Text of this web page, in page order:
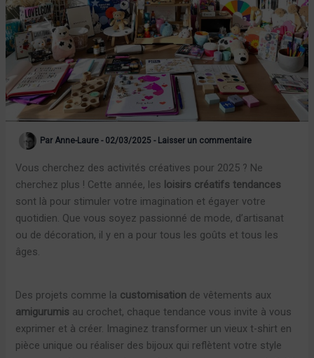
Par Anne-Laure- 02/03/2025- Laisser un commentaire
Vous cherchez des activités créatives pour 2025 ? Ne
cherchez plus ! Cette année, les loisirs créatifs tendances
sont là pour stimuler votre imagination et égayer votre
quotidien. Que vous soyez passionné de mode, d’artisanat
ou de décoration, il y en a pour tous les goûts et tous les
âges.
Des projets comme la customisation de vêtements aux
amigurumis au crochet, chaque tendance vous invite à vous
exprimer et à créer. Imaginez transformer un vieux t-shirt en
pièce unique ou réaliser des bijoux qui reflètent votre style